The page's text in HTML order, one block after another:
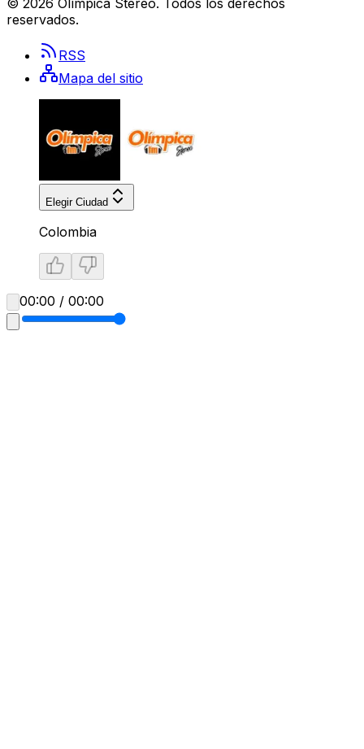
reservados.
RSS
Mapa del sitio
Elegir Ciudad
Colombia
00:00 / 00:00